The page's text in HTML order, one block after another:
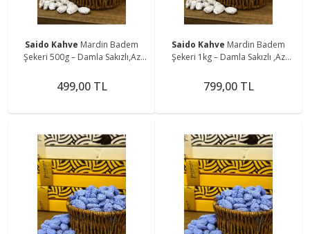
Saido Kahve Mardin Badem
Şekeri 500g – Damla Sakızlı,Az
499,00 TL
Saido Kahve Mardin Badem
Şekeri 1kg – Damla Sakızlı ,Az
799,00 TL